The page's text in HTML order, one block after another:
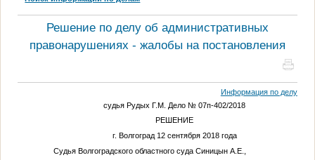
Решение по делу об административных
правонарушениях - жалобы на постановления
Информация по делу
судья Рудых Г.М. Дело № 07п-402/2018
РЕШЕНИЕ
г. Волгоград 12 сентября 2018 года
Судья Волгоградского областного суда Синицын А.Е.,